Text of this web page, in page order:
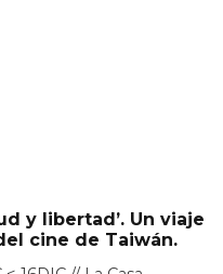
y libertad’. Un viaje
cine de Taiwán.